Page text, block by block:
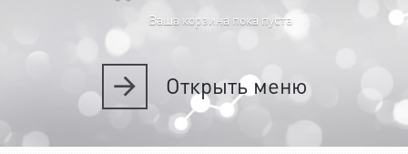
Ваша корзина пока пуста
Открытьменю